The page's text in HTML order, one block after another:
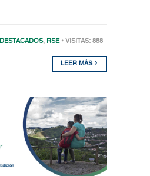
DESTACADOS, RSE • VISITAS: 888
LEER MÁS